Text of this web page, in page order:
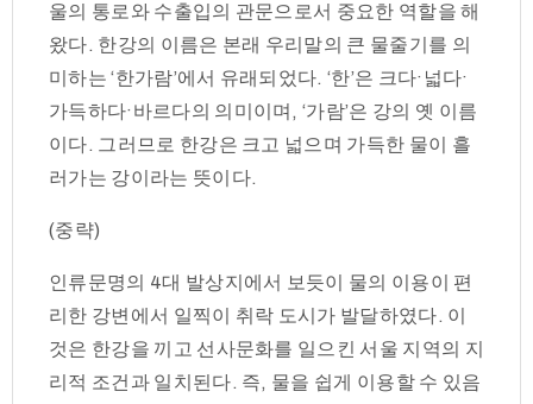
울의 통로와 수출입의 관문으로서 중요한 역할을 해
왔다. 한강의 이름은 본래 우리말의 큰 물줄기를 의
미하는 ‘한가람’에서 유래되었다. ‘한’은 크다·넓다·
가득하다·바르다의 의미이며, ‘가람’은 강의 옛 이름
이다. 그러므로 한강은 크고 넓으며 가득한 물이 흘
러가는 강이라는 뜻이다.
(중략)
인류문명의 4대 발상지에서 보듯이 물의 이용이 편
리한 강변에서 일찍이 취락 도시가 발달하였다. 이
것은 한강을 끼고 선사문화를 일으킨 서울 지역의 지
리적 조건과 일치된다. 즉, 물을 쉽게 이용할 수 있음